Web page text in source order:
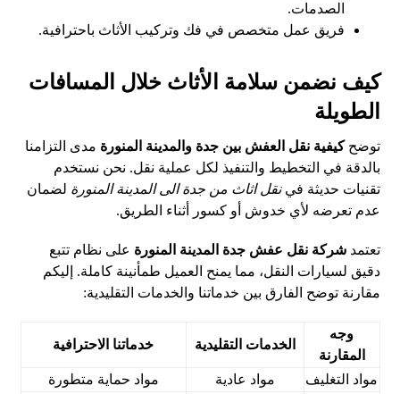
الصدمات.
فريق عمل متخصص في فك وتركيب الأثاث باحترافية.
كيف نضمن سلامة الأثاث خلال المسافات
الطويلة
توضحكيفية نقل العفش بين جدة والمدينة المنورة مدى التزامنا
بالدقة في التخطيط والتنفيذ لكل عملية نقل. نحن نستخدم
تقنيات حديثة فينقل اثاث من جدة الى المدينة المنورة لضمان
عدم تعرضه لأي خدوش أو كسور أثناء الطريق.
تعتمدشركة نقل عفش جدة المدينة المنورة على نظام تتبع
دقيق لسيارات النقل، مما يمنح العميل طمأنينة كاملة. إليكم
مقارنة توضح الفارق بين خدماتنا والخدمات التقليدية:
وجه
المقارنة
الخدمات التقليدية خدماتنا الاحترافية
مواد التغليف مواد عادية
مواد حماية متطورة